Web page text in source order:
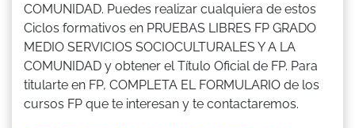
COMUNIDAD. Puedes realizar cualquiera de estos
Ciclos formativos en PRUEBAS LIBRES FP GRADO
MEDIO SERVICIOS SOCIOCULTURALES Y A LA
COMUNIDAD y obtener el Título Oficial de FP. Para
titularte en FP, COMPLETA EL FORMULARIO de los
cursos FP que te interesan y te contactaremos.